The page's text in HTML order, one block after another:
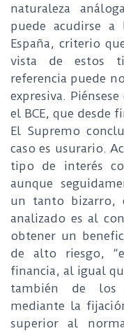
naturaleza
puede acudirse a
España, criterio
vista de estos
referencia puede
expresiva.
el BCE, que desde
El Supremo
caso es usurario.
tipo de interés
aunque
un tanto bizarro,
analizado es al
obtener un
de alto riesgo,
financia, al igual
también de los
mediante la
superior al